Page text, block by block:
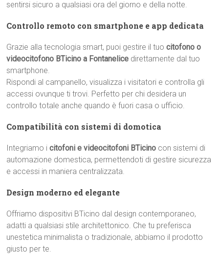
sentirsi sicuro a qualsiasi ora del giorno e della notte.
Controllo remoto con smartphone e app dedicata
Grazie alla tecnologia smart, puoi gestire il tuocitofono o
videocitofono BTicino a Fontanelice direttamente dal tuo
smartphone.
Rispondi al campanello, visualizza i visitatori e controlla gli
accessi ovunque ti trovi. Perfetto per chi desidera un
controllo totale anche quando è fuori casa o ufficio.
Compatibilità con sistemi di domotica
Integriamo icitofoni e videocitofoni BTicino con sistemi di
automazione domestica, permettendoti di gestire sicurezza
e accessi in maniera centralizzata.
Design moderno ed elegante
Offriamo dispositivi BTicino dal design contemporaneo,
adatti a qualsiasi stile architettonico. Che tu preferisca
unestetica minimalista o tradizionale, abbiamo il prodotto
giusto per te.